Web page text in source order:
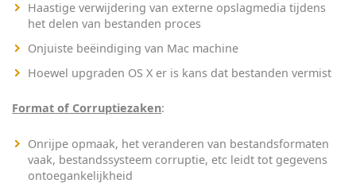
Haastige verwijdering van externe opslagmedia tijdens
het delen van bestanden proces
Onjuiste beëindiging van Mac machine
Hoewel upgraden OS X er is kans dat bestanden vermist
Format of Corruptiezaken:
Onrijpe opmaak, het veranderen van bestandsformaten
vaak, bestandssysteem corruptie, etc leidt tot gegevens
ontoegankelijkheid